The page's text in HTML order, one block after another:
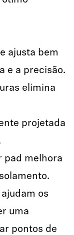
ajusta bem
e a precisão.
elimina
projetada
pad melhora
os
uma
pontos de